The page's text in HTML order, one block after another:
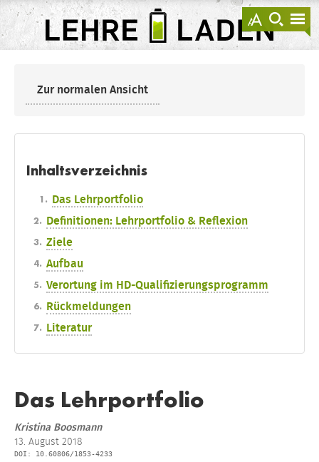
anzeigen
zur
Suche
LEHRE
Zur normalen Ansicht
Inhaltsverzeichnis
Das Lehrportfolio
Definitionen: Lehrportfolio & Reflexion
Ziele
Aufbau
Verortung im HD-Qualifizierungsprogramm
Rückmeldungen
Literatur
Das Lehrportfolio
Kristina Boosmann
13. August 2018
DOI: 10.60806/1853-4233